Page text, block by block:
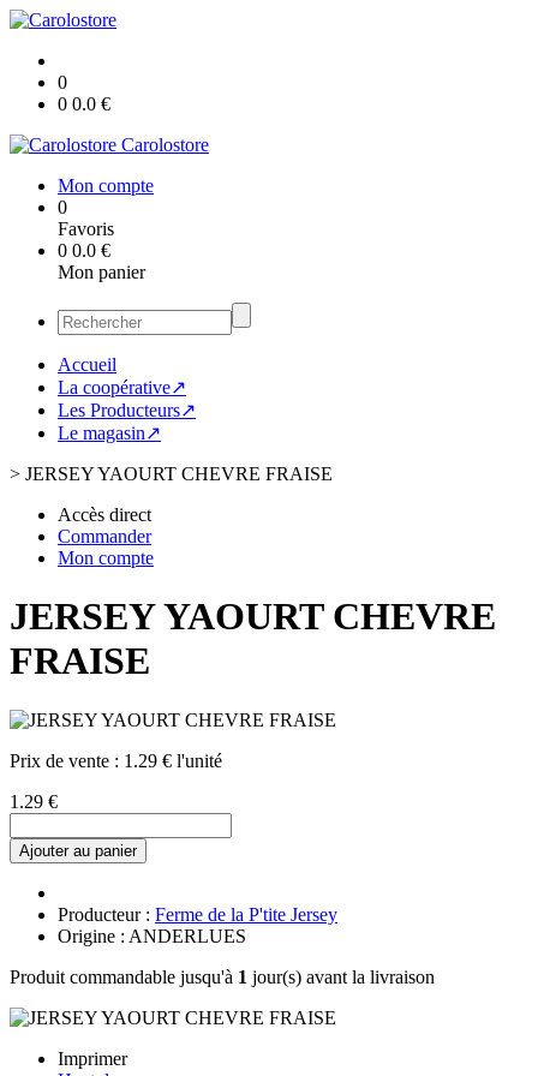
0
0 0.0 €
Carolostore
Mon compte
0
Favoris
0 0.0 €
Mon panier
Accueil
La coopérative↗
Les Producteurs↗
Le magasin↗
> JERSEY YAOURT CHEVRE FRAISE
Accès direct
Commander
Mon compte
JERSEY YAOURT CHEVRE
FRAISE
Prix de vente : 1.29 € l'unité
1.29 €
Ajouter au panier
Producteur : Ferme de la P'tite Jersey
Origine : ANDERLUES
Produit commandable jusqu'à 1 jour(s) avant la livraison
Imprimer